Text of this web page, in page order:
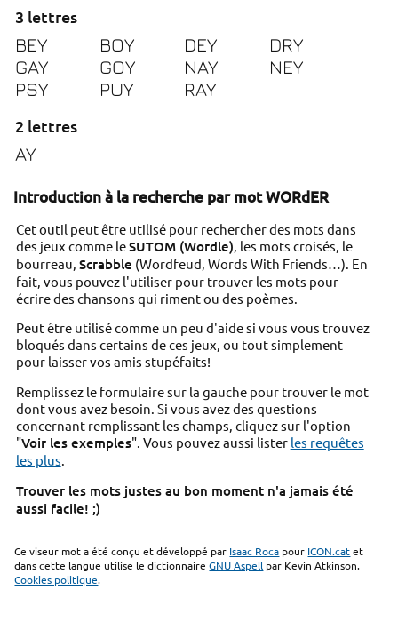
3 lettres
BEY BOY DEY
DRY
GAY
GOY NAY
NEY
PSY
PUY RAY
2 lettres
AY
Introduction à la recherche par mot WORdER
Cet outil peut être utilisé pour rechercher des mots dans
des jeux comme leSUTOM (Wordle) , les mots croisés, le
bourreau, Scrabble (Wordfeud, Words With Friends…). En
fait, vous pouvez l'utiliser pour trouver les mots pour
écrire des chansons qui riment ou des poèmes.
Peut être utilisé comme un peu d'aide si vous vous trouvez
bloqués dans certains de ces jeux, ou tout simplement
pour laisser vos amis stupéfaits!
Remplissez le formulaire sur la gauche pour trouver le mot
dont vous avez besoin. Si vous avez des questions
concernant remplissant les champs, cliquez sur l'option
"Voir les exemples". Vous pouvez aussi lister les requêtes
les plus.
Trouver les mots justes au bon moment n'a jamais été
aussi facile! ;)
Ce viseur mot a été conçu et développé par Isaac Roca pour ICON.catet
dans cette langue utilise le dictionnaireGNU Aspell par Kevin Atkinson.
Cookies politique.